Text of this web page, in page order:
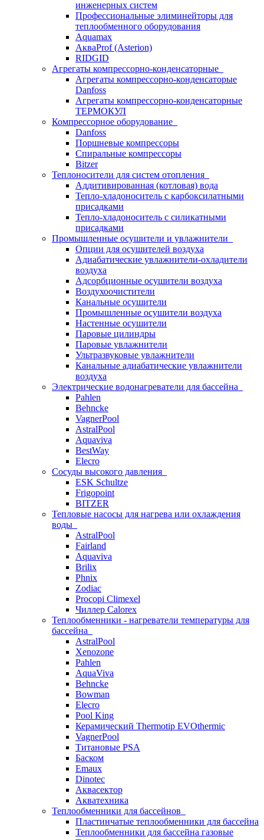
инженерных систем
Профессиональные элиминейторы для
теплообменного оборудования
Aquamax
АкваProf (Asterion)
RIDGID
Агрегаты компрессорно-конденсаторные
Агрегаты компрессорно-конденсаторые
Danfoss
Агрегаты компрессорно-конденсаторные
ТЕРМОКУЛ
Компрессорное оборудование
Danfoss
Поршневые компрессоры
Спиральные компрессоры
Bitzer
Теплоносители для систем отопления
Аддитивированная (котловая) вода
Тепло-хладоноситель с карбоксилатными
присадками
Тепло-хладоноситель с силикатными
присадками
Промышленные осушители и увлажнители
Опции для осушителей воздуха
Адиабатические увлажнители-охладители
воздуха
Адсорбционные осушители воздуха
Воздухоочистители
Канальные осушители
Промышленные осушители воздуха
Настенные осушители
Паровые цилиндры
Паровые увлажнители
Ультразвуковые увлажнители
Канальные адиабатические увлажнители
воздуха
Электрические водонагреватели для бассейна
Pahlen
Behncke
VagnerPool
AstralPool
Aquaviva
BestWay
Elecro
Сосуды высокого давления
ESK Schultze
Frigopoint
BITZER
Тепловые насосы для нагрева или охлаждения
воды
AstralPool
Fairland
Aquaviva
Brilix
Phnix
Zodiac
Procopi Climexel
Чиллер Calorex
Теплообменники - нагреватели температуры для
бассейна
AstralPool
Xenozone
Pahlen
AquaViva
Behncke
Bowman
Elecro
Pool King
Керамический Thermotip EVOthermic
VagnerPool
Титановые PSA
Баском
Emaux
Dinotec
Аквасектор
Акватехника
Теплообменники для бассейнов
Пластинчатые теплообменники для бассейна
Теплообменники для бассейна газовые